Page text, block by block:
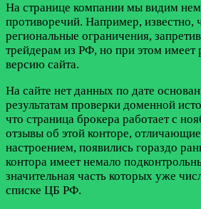
На странице компании мы видим
противоречий. Например, известно,
региональные ограничения,
трейдерам из РФ, но при этом имеет
версию сайта.
На сайте нет данных по дате
результатам проверки доменной
что страница брокера работает с
отзывы об этой конторе,
настроением, появились гораздо
контора имеет немало
значительная часть которых уже
списке ЦБ РФ.